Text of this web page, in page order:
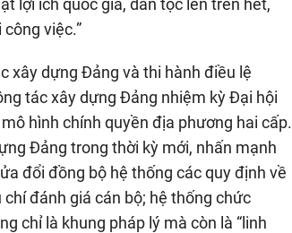
lợi ích quốc gia, dân tộc lên trên hết,
việc.”
xây dựng Đảng và thi hành điều lệ
tác xây dựng Đảng nhiệm kỳ Đại hội
hình chính quyền địa phương hai cấp.
Đảng trong thời kỳ mới, nhấn mạnh
đổi đồng bộ hệ thống các quy định về
đánh giá cán bộ; hệ thống chức
chỉ là khung pháp lý mà còn là “linh